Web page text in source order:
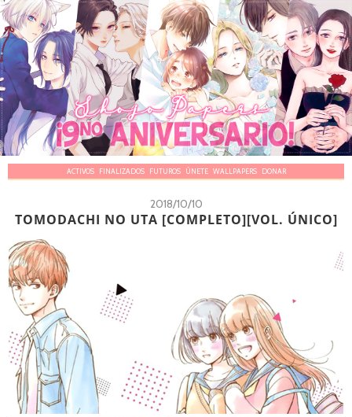
ACTIVOS FINALIZADOS FUTUROS ÚNETE WALLPAPERS DONAR
2018/10/10
TOMODACHI NO UTA [COMPLETO][VOL. ÚNICO]